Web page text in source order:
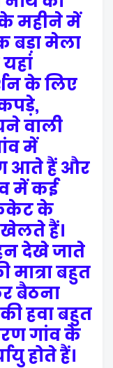
के महीने में
बड़ा मेला
के लिए
वाली
में
आते हैं और
में कई
के
हैं।
देखे जाते
मात्रा बहुत
बैठना
हवा बहुत
गांव के
होते हैं।